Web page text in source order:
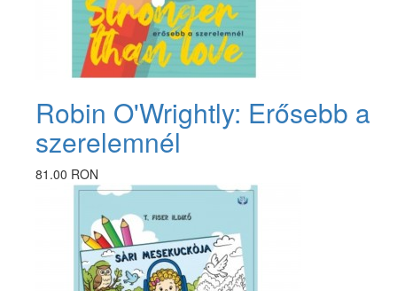
Robin O'Wrightly: Erősebb a
szerelemnél
81.00 RON